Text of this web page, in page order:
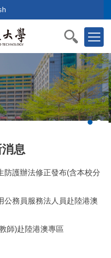
息
防護辦法修正發布(含本校分
公務員服務法人員赴陸港澳
師)赴陸港澳專區